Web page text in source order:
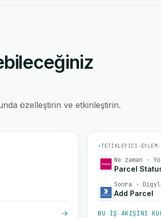
özelleştirin ve etkinleştirin.
⚡TETIKLEYICI→EYLEM
Ne zaman ·
Parcel
Sonra ·
Add Parcel
BU IŞ AKIŞINI